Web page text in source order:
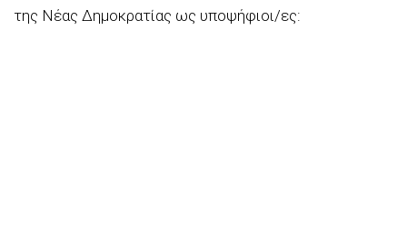
της Νέας Δημοκρατίας ως υποψήφιοι/ες: